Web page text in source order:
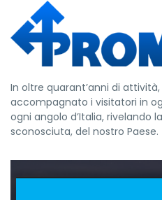
In oltre quarant’anni di
accompagnato i visitatori in
ogni angolo d’Italia, rivelando
sconosciuta, del nostro Paese.